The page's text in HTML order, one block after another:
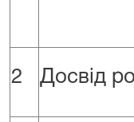
2 Досвід